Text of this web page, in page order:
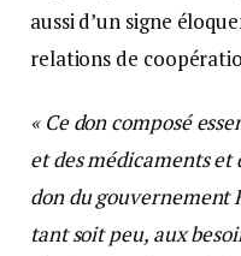
aussi d’un signe
relations de
« Ce don composé
et des médicaments et
don du gouvernement
tant soit peu, aux